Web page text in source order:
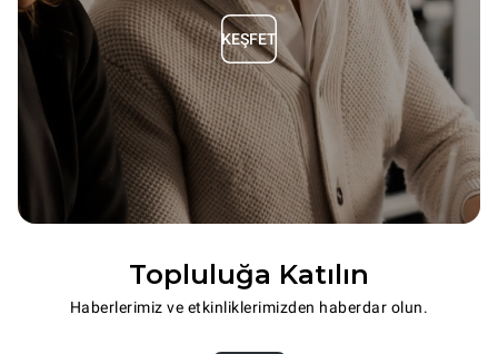
KEŞFET
Topluluğa Katılın
Haberlerimiz ve etkinliklerimizden haberdar olun.